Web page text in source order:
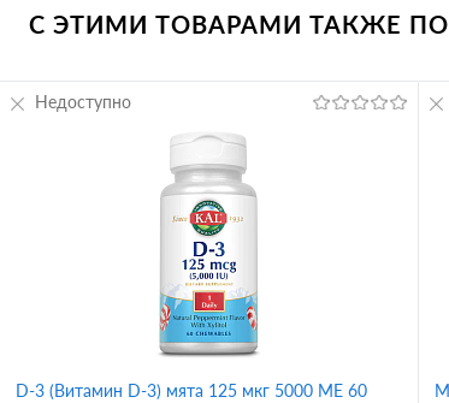
С ЭТИМИ ТОВАРАМИ ТАКЖЕ
D-3 (Витамин D-3) мята 125 мкг 5000 МЕ 60
Недоступно